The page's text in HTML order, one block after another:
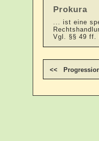
Prokura
... ist eine
Vgl. §§ 49 ff.
<<